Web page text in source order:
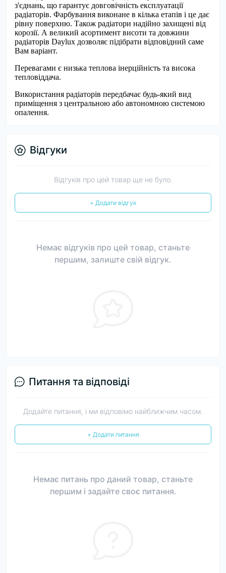
з'єднань, що гарантує довговічність експлуатації
радіаторів. Фарбування виконане в кілька етапів і це дає
рівну поверхню. Також радіатори надійно захищені від
корозії. А великий асортимент висоти та довжини
радіаторів Daylux дозволяє підібрати відповідний саме
Вам варіант.
Перевагами є низька теплова інерційність та висока
тепловіддача.
Використання радіаторів передбачає будь-який вид
приміщення з центральною або автономною системою
опалення.
Відгуки
Відгуків про цей товар ще не було.
+ Додати відгук
Немає відгуків про цей товар, станьте
першим, залиште свій відгук.
Питання та відповіді
Додайте питання, і ми відповімо найближчим часом.
+ Додати питання
Немає питань про даний товар, станьте
першим і задайте своє питання.